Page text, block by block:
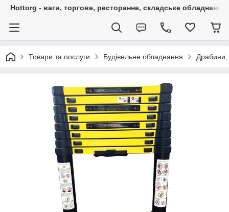
Hottorg - ваги, торгове, ресторанне, складське обладнання
Товари та послуги Будівельне обладнання Драбини,